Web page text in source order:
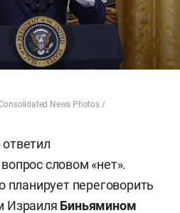
News Photos /
словом «нет».
планирует переговорить
Израиля Биньямином